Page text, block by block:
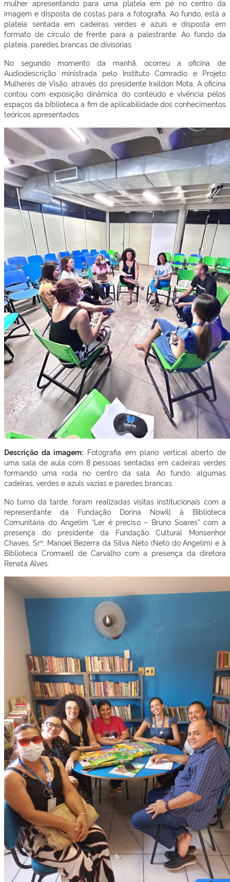
mulher apresentando para uma plateia em pé no centro da
imagem e disposta de costas para a fotografia. Ao fundo, está a
plateia sentada em cadeiras verdes e azuis e disposta em
formato de círculo de frente para a palestrante. Ao fundo da
plateia, paredes brancas de divisórias.
No segundo momento da manhã, ocorreu a oficina de
Audiodescrição ministrada pelo Instituto Comradio e Projeto
Mulheres de Visão, através do presidente Iraildon Mota. A oficina
contou com exposição dinâmica do conteúdo e vivência pelos
espaços da biblioteca a fim de aplicabilidade dos conhecimentos
teóricos apresentados.
Descrição da imagem: Fotografia em plano vertical aberto de
uma sala de aula com 8 pessoas sentadas em cadeiras verdes
formando uma roda no centro da sala. Ao fundo, algumas
cadeiras, verdes e azuis vazias e paredes brancas.
No turno da tarde, foram realizadas visitas institucionais com a
representante da Fundação Dorina Nowill à Biblioteca
Comunitária do Angelim “Ler é preciso – Bruno Soares” com a
presença do presidente da Fundação Cultural Monsenhor
Chaves, Srº. Manoel Bezerra da Silva Neto (Neto do Angelim) e à
Biblioteca Cromwell de Carvalho com a presença da diretora
Renata Alves.